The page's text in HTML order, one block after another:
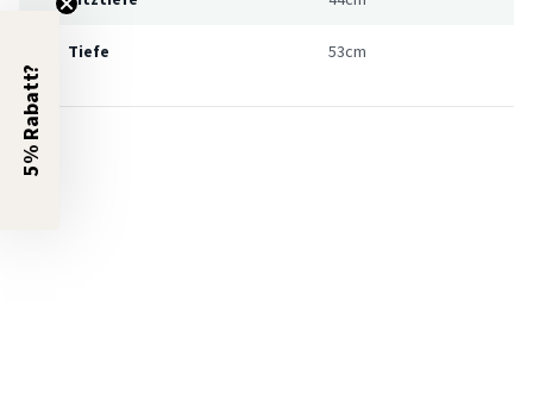
Tiefe 53cm
5% Rabatt?